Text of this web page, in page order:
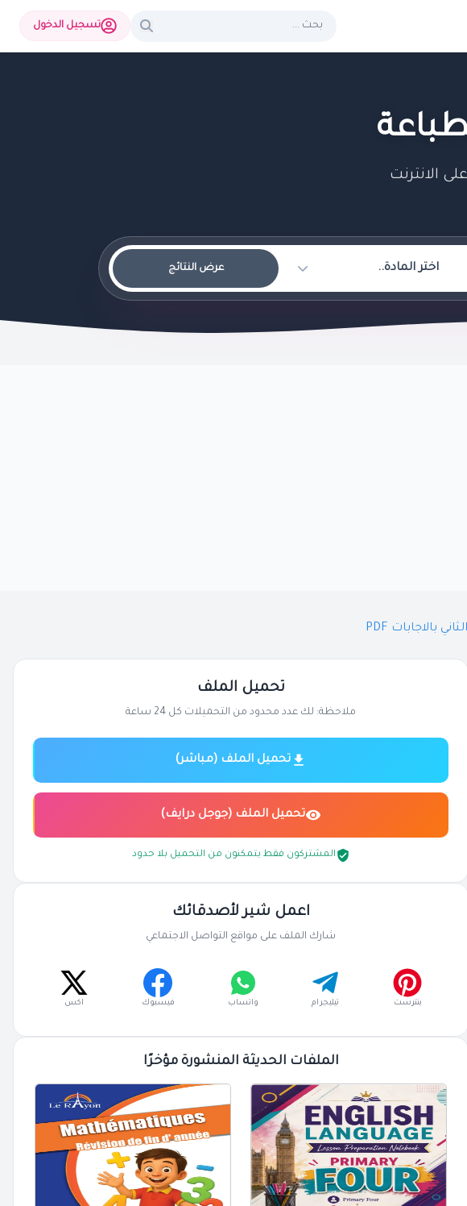
تسجيل الدخول
الانترنت
عرض النتائج
تحميل الملف
ملاحظة: لك عدد محدود من التحميلات كل 24 ساعة
تحميل الملف (مباشر)
تحميل الملف (جوجل درايف)
المشتركون فقط يتمكنون من التحميل بلا حدود
اعمل شير لأصدقائك
شارك الملف على مواقع التواصل الاجتماعي
بنترست تيليجرام واتساب فيسبوك اكس
الملفات الحديثة المنشورة مؤخرًا